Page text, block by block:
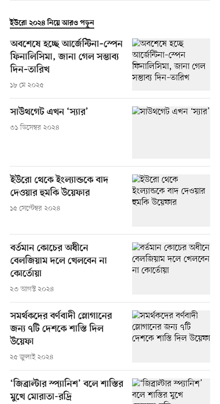
ইউরো ২০২৪ নিয়ে আরও পড়ুন
অবশেষে হচ্ছে আর্জেন্টিনা–স্পেন
ফিনালিসিমা, জানা গেল সম্ভাব্য
দিন–তারিখ
১৮ মে ২০২৫
সাউথগেট এখন ‘স্যার’
৩১ ডিসেম্বর ২০২৪
ইউরো থেকে ইংল্যান্ডকে বাদ
দেওয়ার হুমকি উয়েফার
১৫ সেপ্টেম্বর ২০২৪
বর্তমান কোচের অধীনে
বেলজিয়াম দলে খেলবেন না
কোর্তোয়া
২৩ আগস্ট ২০২৪
সমর্থকদের বর্ণবাদী স্লোগানের
জন্য ৭টি দেশকে শাস্তি দিল
উয়েফা
২৫ জুলাই ২০২৪
‘জিব্রাল্টার স্প্যানিশ’ বলে শাস্তির
মুখে মোরাতা-রদ্রি